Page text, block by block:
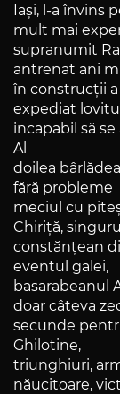
Iași, l-a învins
mult mai
supranumit
antrenat ani
în construcții a
expediat
incapabil să se
Al
doilea
fără probleme
meciul cu
Chiriță, singurul
constănțean
eventul galei,
basarabeanul
doar câteva
secunde
Ghilotine,
triunghiuri,
năucitoare,